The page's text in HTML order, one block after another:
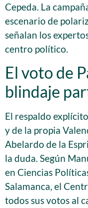
Cepeda. La
escenario de
señalan los
centro político.
El voto de
blindaje
El respaldo
y de la propia
Abelardo de la
la duda. Según
en Ciencias
Salamanca, el
todos sus votos al